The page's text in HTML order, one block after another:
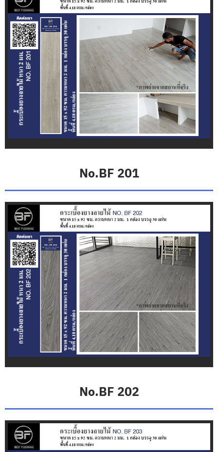
อ
ง
ย
า
ง
ล
า
ย
ไ
L
O
G
ก
ร
ะ
เ
บื้
อ
ง
ย
า
ง
E
S
O
I
N
G
No.BF 201
No.BF 202